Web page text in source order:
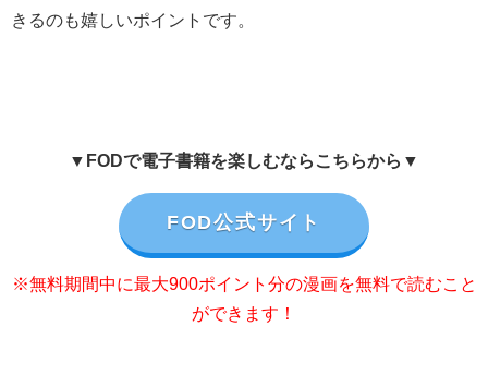
きるのも嬉しいポイントです。
▼FODで電子書籍を楽しむならこちらから▼
FOD公式サイト
※無料期間中に最大900ポイント分の漫画を無料で読むこと
ができます！